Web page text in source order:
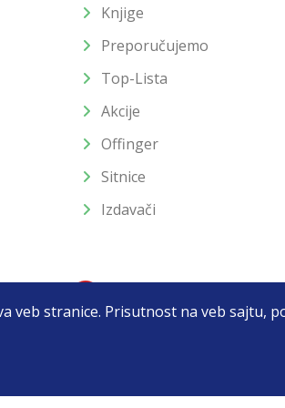
veb stranice. Prisutnost na veb sajtu,
Knjige
Preporučujemo
Top-Lista
Akcije
Offinger
Sitnice
Izdavači